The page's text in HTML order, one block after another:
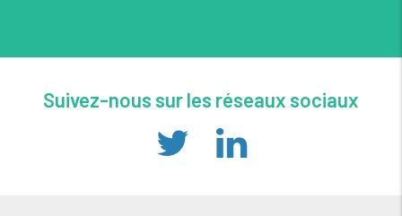
Suivez-nous sur les réseaux sociaux